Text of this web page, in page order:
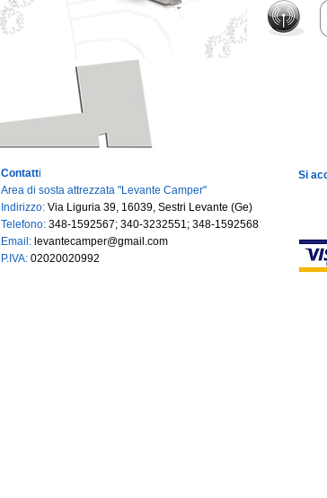
Contatti
Area di sosta attrezzata "Levante Camper"
Indirizzo: Via Liguria 39, 16039, Sestri Levante (Ge)
Telefono: 348-1592567; 340-3232551; 348-1592568
Email: levantecamper@gmail.com
P.IVA: 02020020992
Si